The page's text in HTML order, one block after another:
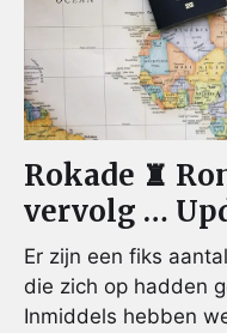
Rokade ♜
vervolg …
Er zijn een fiks
die zich op hadden
Inmiddels hebben